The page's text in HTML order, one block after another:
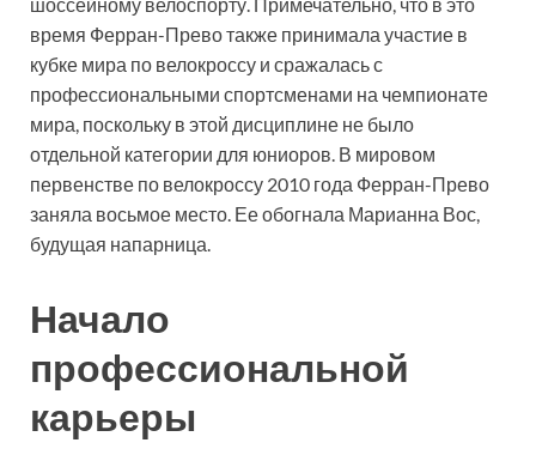
шоссейному велоспорту. Примечательно, что в это
время Ферран-Прево также принимала участие в
кубке мира по велокроссу и сражалась с
профессиональными спортсменами на чемпионате
мира, поскольку в этой дисциплине не было
отдельной категории для юниоров. В мировом
первенстве по велокроссу 2010 года Ферран-Прево
заняла восьмое место. Ее обогнала Марианна Вос,
будущая напарница.
Начало
профессиональной
карьеры